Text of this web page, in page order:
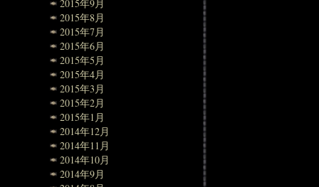
2015年9月
2015年8月
2015年7月
2015年6月
2015年5月
2015年4月
2015年3月
2015年2月
2015年1月
2014年12月
2014年11月
2014年10月
2014年9月